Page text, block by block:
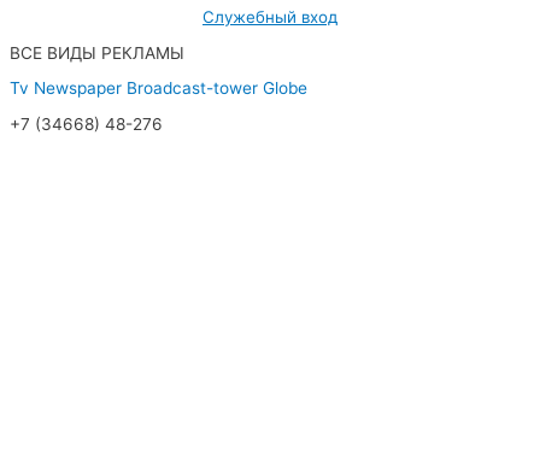
Служебный вход
ВСЕ ВИДЫ РЕКЛАМЫ
Tv Newspaper Broadcast-tower Globe
+7 (34668) 48-276